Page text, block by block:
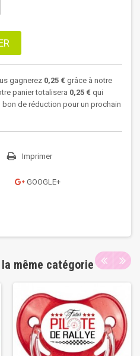
gagnerez 0,25 € grâce à notre
panier totalisera 0,25 € qui
de réduction pour un prochain
Imprimer
GOOGLE+
même catégorie